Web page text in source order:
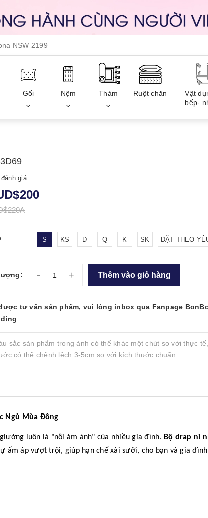
NSW 2199
Gối Nệm Thảm Ruột chăn
Vật
bếp-
giá
S KS D Q K SK ĐẶT THEO
- + Thêm vào giỏ hàng
tư vấn sản phẩm, vui lòng inbox qua Fanpage
sắc sản phẩm trong ảnh có thể khác một chút so với thực
có thể chênh lệch 3-5cm so với kích thước chuẩn
Ngủ Mùa Đông
luôn là "nỗi ám ảnh" của nhiều gia đình. Bộ drap nỉ
ấm áp vượt trội, giúp hạn chế xài sưởi, cho bạn và gia